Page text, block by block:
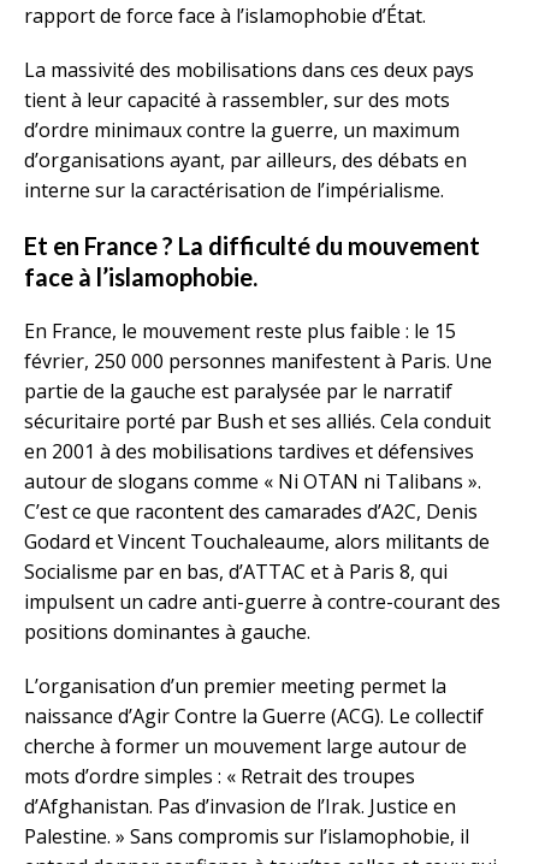
rapport de force face à l’islamophobie d’État.
La massivité des mobilisations dans ces deux pays
tient à leur capacité à rassembler, sur des mots
d’ordre minimaux contre la guerre, un maximum
d’organisations ayant, par ailleurs, des débats en
interne sur la caractérisation de l’impérialisme.
Et en France ? La difficulté du mouvement
face à l’islamophobie.
En France, le mouvement reste plus faible : le 15
février, 250 000 personnes manifestent à Paris. Une
partie de la gauche est paralysée par le narratif
sécuritaire porté par Bush et ses alliés. Cela conduit
en 2001 à des mobilisations tardives et défensives
autour de slogans comme « Ni OTAN ni Talibans ».
C’est ce que racontent des camarades d’A2C, Denis
Godard et Vincent Touchaleaume, alors militants de
Socialisme par en bas, d’ATTAC et à Paris 8, qui
impulsent un cadre anti-guerre à contre-courant des
positions dominantes à gauche.
L’organisation d’un premier meeting permet la
naissance d’Agir Contre la Guerre (ACG). Le collectif
cherche à former un mouvement large autour de
mots d’ordre simples : « Retrait des troupes
d’Afghanistan. Pas d’invasion de l’Irak. Justice en
Palestine. » Sans compromis sur l’islamophobie, il